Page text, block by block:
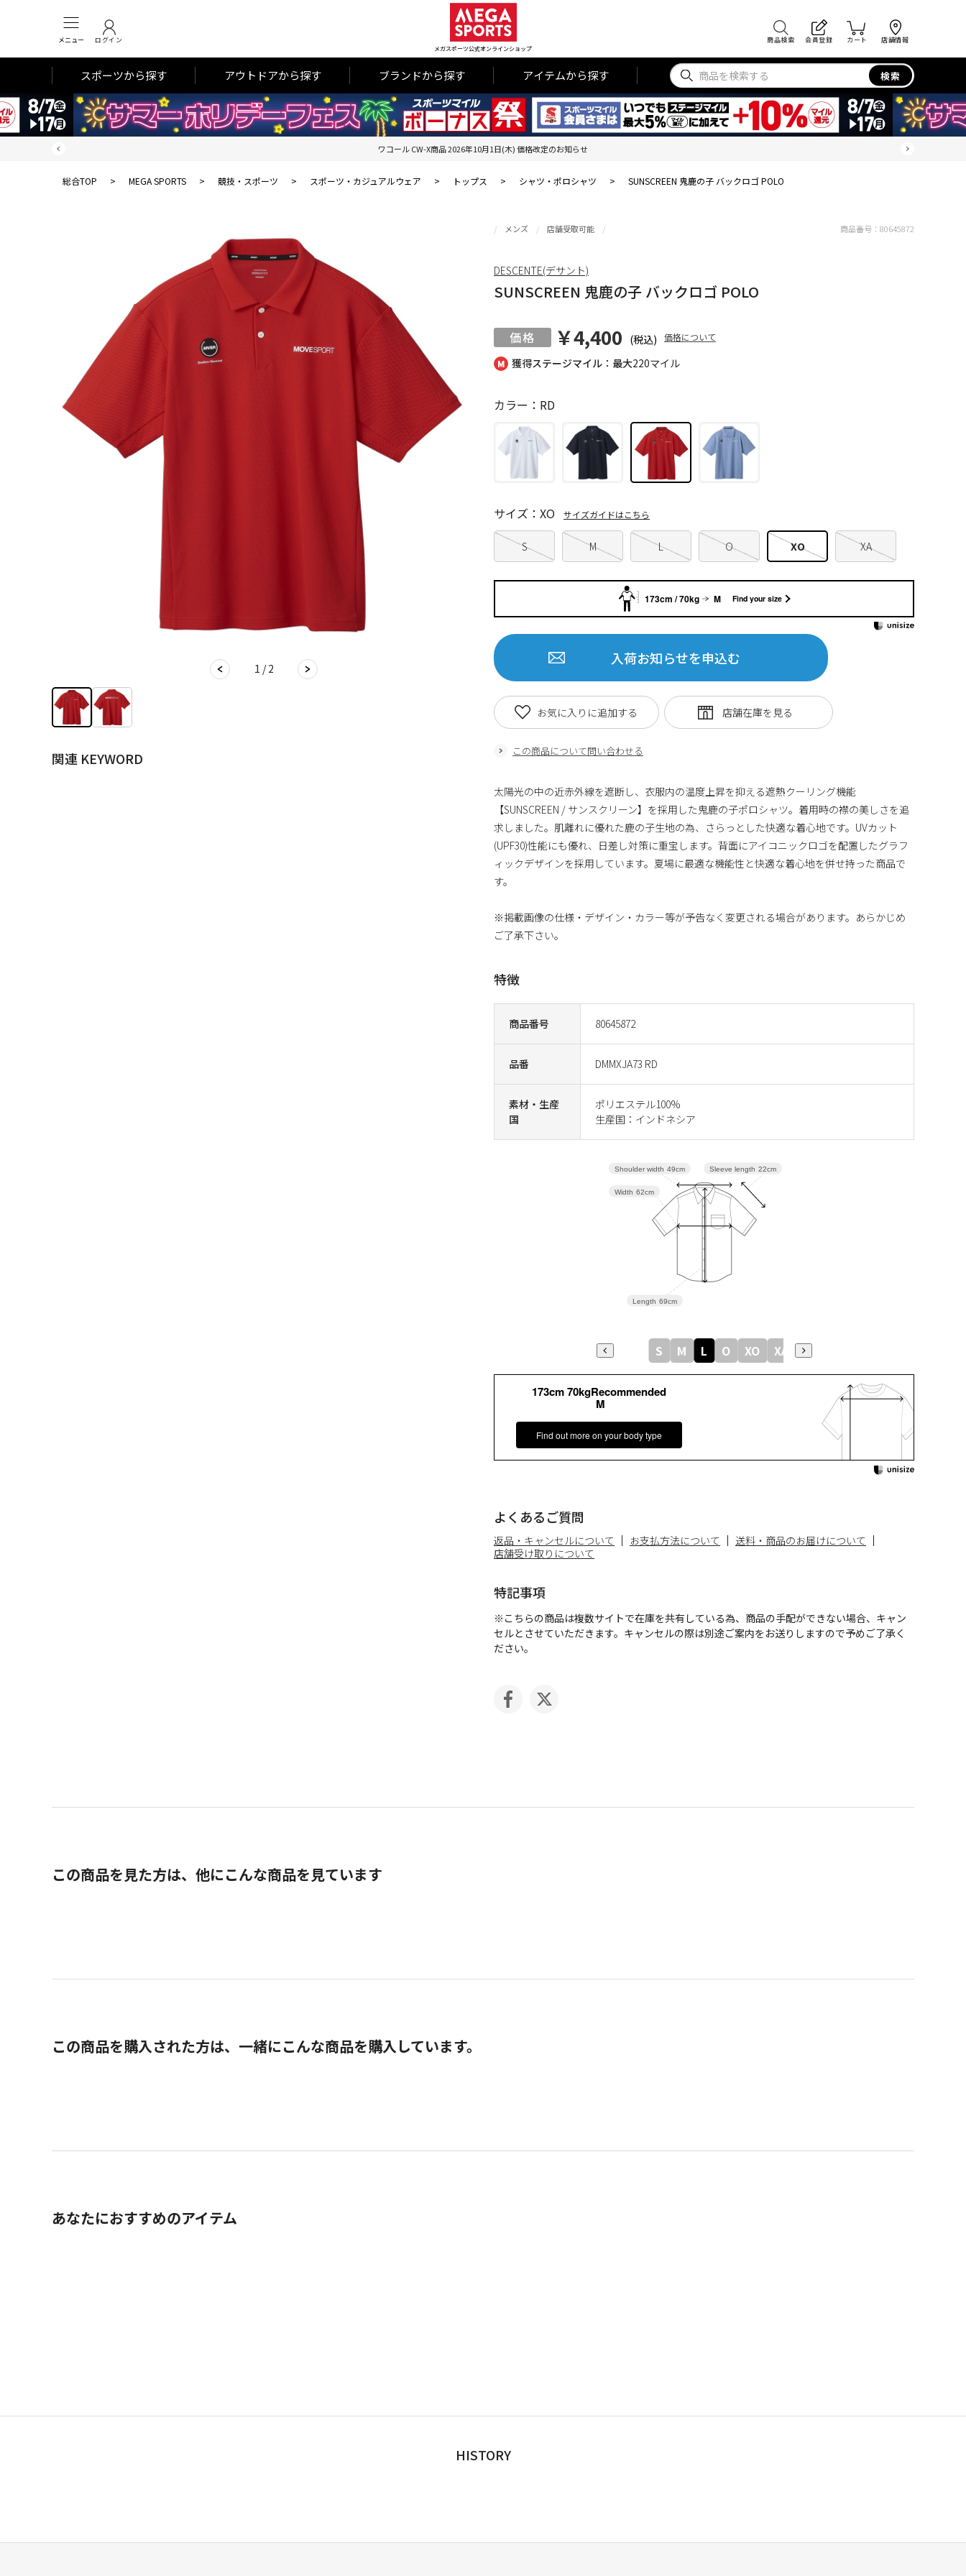
メニュー ログイン
メガスポーツ公式オンラインショップ
商品検索 会員登録 カート 店舗情報
スポーツから探す アウトドアから探す ブランドから探す アイテムから探す 検索
ワコール CW-X商品 2026年10月1日(木) 価格改定のお知らせ
総合TOP > MEGA SPORTS > 競技・スポーツ > スポーツ・カジュアルウェア > トップス > シャツ・ポロシャツ > SUNSCREEN 鬼鹿の子 バックロゴ POLO
1 / 2
関連 KEYWORD
獲得ステージマイル：最大220マイル
メンズ 店舗受取可能
SUNSCREEN 鬼鹿の子 バックロゴ POLO
￥4,400 (税込) 価格について
商品番号 80645872
品番 DMMXJA73 RD
素材・生産
国
ポリエステル100%
生産国：インドネシア
カラー：RD
S M L O XO XA
サイズ：XO サイズガイドはこちら
入荷お知らせを申込む
この商品について問い合わせる
お気に入りに追加する
商品番号： 80645872
DESCENTE(デサント)
太陽光の中の近赤外線を遮断し、衣服内の温度上昇を抑える遮熱クーリング機能
【SUNSCREEN / サンスクリーン】を採用した鬼鹿の子ポロシャツ。着用時の襟の美しさを追
求しました。肌離れに優れた鹿の子生地の為、さらっとした快適な着心地です。UVカット
(UPF30)性能にも優れ、日差し対策に重宝します。背面にアイコニックロゴを配置したグラフ
ィックデザインを採用しています。夏場に最適な機能性と快適な着心地を併せ持った商品で
す。
※掲載画像の仕様・デザイン・カラー等が予告なく変更される場合があります。あらかじめ
ご了承下さい。
特徴
よくあるご質問
返品・キャンセルについて お支払方法について
送料・商品のお届けについて
店舗受け取りについて
特記事項
※こちらの商品は複数サイトで在庫を共有している為、商品の手配ができない場合、キャン
セルとさせていただきます。キャンセルの際は別途ご案内をお送りしますので予めご了承く
ださい。
173cm / 70kg M Find your size
173cm 70kgRecommended
M
Find out more on your body type
Sleeve length 22cm
Length 69cm
Width 62cm
Shoulder width 49cm
S M L O XO XA
この商品を見た方は、他にこんな商品を見ています
この商品を購入された方は、一緒にこんな商品を購入しています。
あなたにおすすめのアイテム
HISTORY